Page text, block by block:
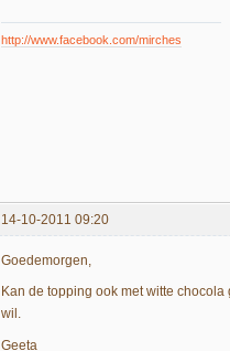
http://www.facebook.com/mirches
14-10-2011 09:20
Goedemorgen,
Kan de topping ook met witte
wil.
Geeta